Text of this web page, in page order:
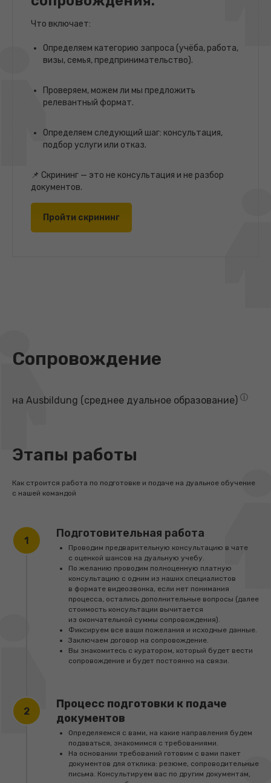
Что включает:
Определяем категорию запроса (учёба, работа,
визы, семья, предпринимательство).
Проверяем, можем ли мы предложить
релевантный формат.
Определяем следующий шаг: консультация,
подбор услуги или отказ.
📌 Скрининг — это не консультация и не разбор
документов.
Пройти скрининг
Сопровождение
на Ausbildung (среднее дуальное образование) ⓘ
Этапы работы
Как строится работа по подготовке и подаче на дуальное обучение
с нашей командой
Подготовительная работа
Проводим предварительную консультацию в чате
с оценкой шансов на дуальную учебу.
По желанию проводим полноценную платную
консультацию с одним из наших специалистов
в формате видеозвонка, если нет понимания
процесса, остались дополнительные вопросы (далее
стоимость консультации вычитается
из окончательной суммы сопровождения).
Фиксируем все ваши пожелания и исходные данные.
Заключаем договор на сопровождение.
Вы знакомитесь с куратором, который будет вести
сопровождение и будет постоянно на связи.
Процесс подготовки к подаче
документов
Определяемся с вами, на какие направления будем
подаваться, знакомимся с требованиями.
На основании требований готовим с вами пакет
документов для отклика: резюме, сопроводительные
письма. Консультируем вас по другим документам,